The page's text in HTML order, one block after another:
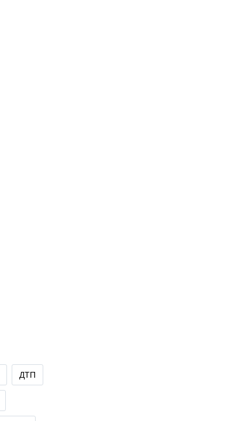
ДТП